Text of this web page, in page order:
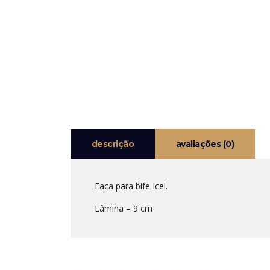
descrição avaliações (0)
Faca para bife Icel.
Lâmina – 9 cm